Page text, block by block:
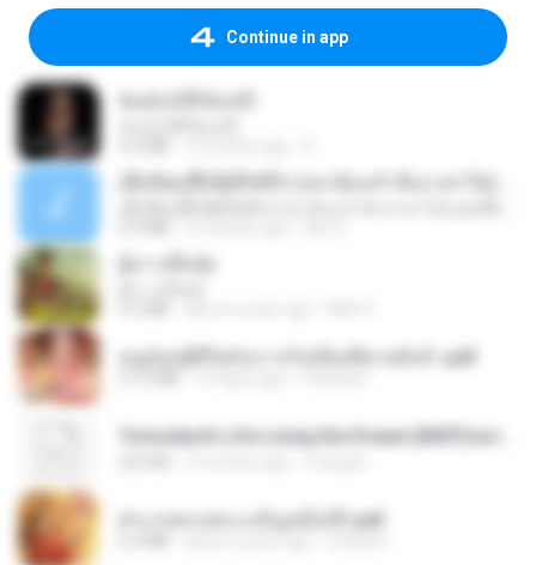
Continue in app
หนูน้อยสู้ชีวิตกับภารกิจเลี้ยงพี่ชายทั้งห้า.pdf
ฝ่าบาททรงพระเจริญหมื่นปี1.pdf